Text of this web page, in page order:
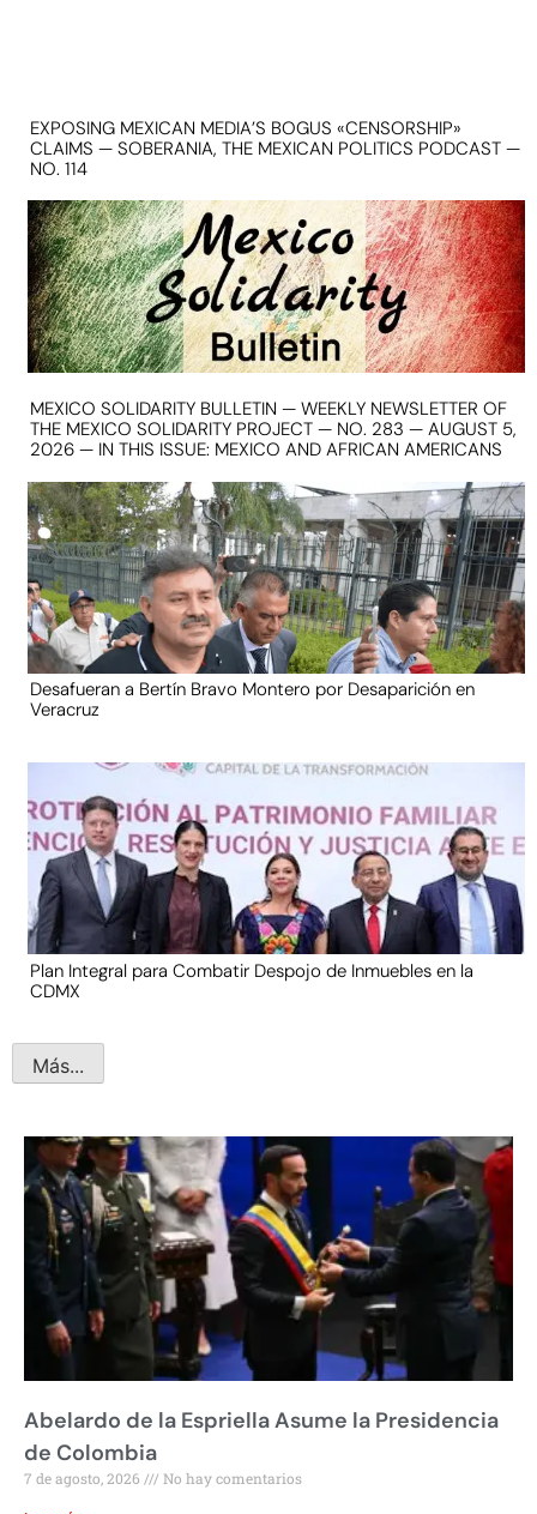
EXPOSING MEXICAN MEDIA’S BOGUS «CENSORSHIP»
CLAIMS — SOBERANIA, THE MEXICAN POLITICS PODCAST —
NO. 114
MEXICO SOLIDARITY BULLETIN — WEEKLY NEWSLETTER OF
THE MEXICO SOLIDARITY PROJECT — NO. 283 — AUGUST 5,
2026 — IN THIS ISSUE: MEXICO AND AFRICAN AMERICANS
Desafueran a Bertín Bravo Montero por Desaparición en
Veracruz
Plan Integral para Combatir Despojo de Inmuebles en la
CDMX
Más...
Abelardo de la Espriella Asume la Presidencia
de Colombia
7 de agosto, 2026 No hay comentarios